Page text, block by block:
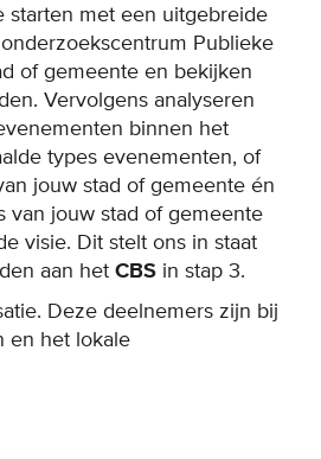
starten met een uitgebreide
Publieke
of gemeente en bekijken
Vervolgens analyseren
binnen het
types evenementen, of
jouw stad of gemeente én
van jouw stad of gemeente
visie. Dit stelt ons in staat
aan het CBS in stap 3.
Deze deelnemers zijn bij
en het lokale